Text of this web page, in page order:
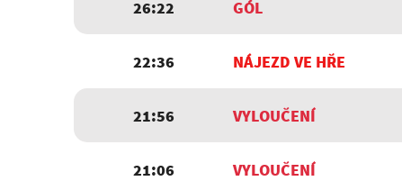
26:22 GÓL
22:36 NÁJEZD VE HŘE
21:56 VYLOUČENÍ
21:06 VYLOUČENÍ